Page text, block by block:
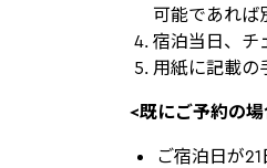
可能であれば
宿泊当日、チ
用紙に記載の
<既にご予約の
ご宿泊日が